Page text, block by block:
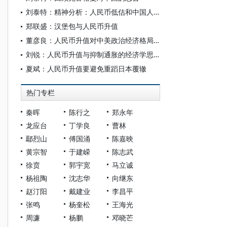
刘泰特：精神分析：人民币低估和中国人劳而不富
郑联盛：汉堡包与人民币升值
董彦良：人民币升值对中美政治经济格局的变化与影响
刘锐：人民币升值与抑制通胀的经济学思考
夏斌：人民币升值要避免重蹈日本覆辙
热门专栏
秦晖 陈行之
郑永年
龙应台
丁学良
曹林
鄢烈山
傅国涌
陈嘉映
黄宗智
于建嵘
陈志武
徐贲
郭宇宽
马立诚
杨祖陶
沈志华
向继东
赵汀阳
戴建业
李昌平
张鸣
杨奎松
王海光
周濂
杨鹏
邓晓芒